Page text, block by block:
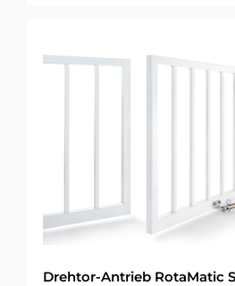
Drehtor-Antrieb RotaMatic